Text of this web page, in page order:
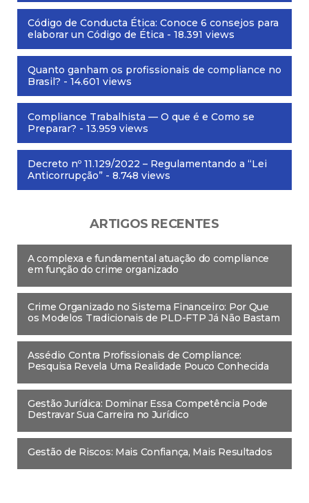
Código de Conducta Ética: Conoce 6 consejos para
elaborar un Código de Ética - 18.391 views
Quanto ganham os profissionais de compliance no
Brasil? - 14.601 views
Compliance Trabalhista — O que é e Como se
Preparar? - 13.959 views
Decreto nº 11.129/2022 – Regulamentando a “Lei
Anticorrupção” - 8.748 views
ARTIGOS RECENTES
A complexa e fundamental atuação do compliance
em função do crime organizado
Crime Organizado no Sistema Financeiro: Por Que
os Modelos Tradicionais de PLD-FTP Já Não Bastam
Assédio Contra Profissionais de Compliance:
Pesquisa Revela Uma Realidade Pouco Conhecida
Gestão Jurídica: Dominar Essa Competência Pode
Destravar Sua Carreira no Jurídico
Gestão de Riscos: Mais Confiança, Mais Resultados